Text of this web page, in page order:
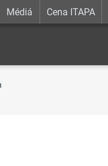
Médiá Cena ITAPA